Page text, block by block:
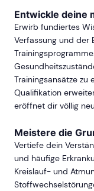
Entwickle deine
Erwirb fundiertes
Verfassung und der
Trainingsansätze zu
Qualifikation
eröffnet dir völlig
Meistere die
Vertiefe dein
und häufige
Kreislauf- und